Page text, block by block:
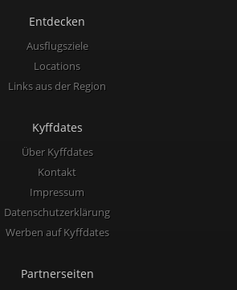
Entdecken
Ausflugsziele
Locations
Links aus der Region
Kyffdates
Über Kyffdates
Kontakt
Impressum
Datenschutzerklärung
Werben auf Kyffdates
Partnerseiten